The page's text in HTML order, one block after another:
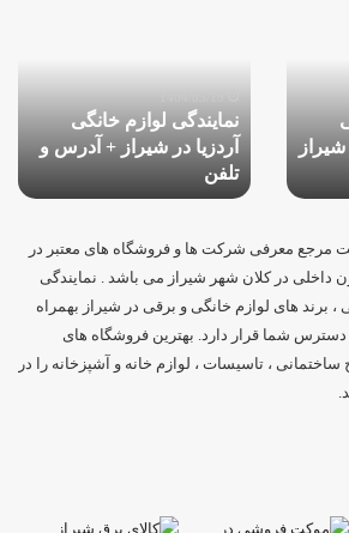
شیراز
شیراز
آدرس
و
نمایندگی لوازم خانگی
آردزیا در شیراز + آدرس و
تلفن
مرجع معرفی شرکت ها و فروشگاه های معتبر در
داخلی در کلان شهر شیراز می باشد . نمایندگی
، برند های لوازم خانگی و برقی در شیراز بهمراه
شما قرار دارد. بهترین فروشگاه های
، تاسیسات ، لوازم خانه و آشپزخانه را در